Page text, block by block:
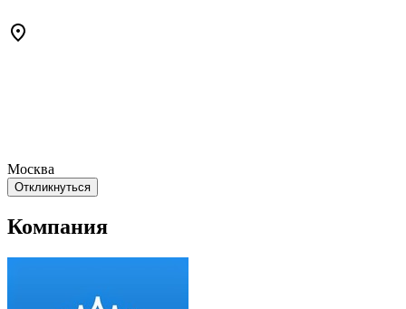
Москва
Откликнуться
Компания